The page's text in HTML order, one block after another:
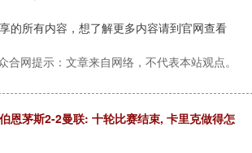
的所有内容，想了解更多内容请到官网查看
合网提示：文章来自网络，不代表本站观点。
恩茅斯2-2曼联: 十轮比赛结束, 卡里克做得怎